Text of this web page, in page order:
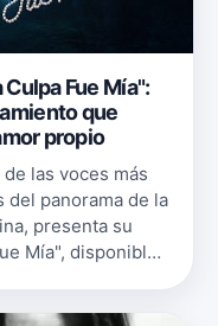
Fue Mía":
que
propio
las voces más
del panorama de la
presenta su
Mía", disponible